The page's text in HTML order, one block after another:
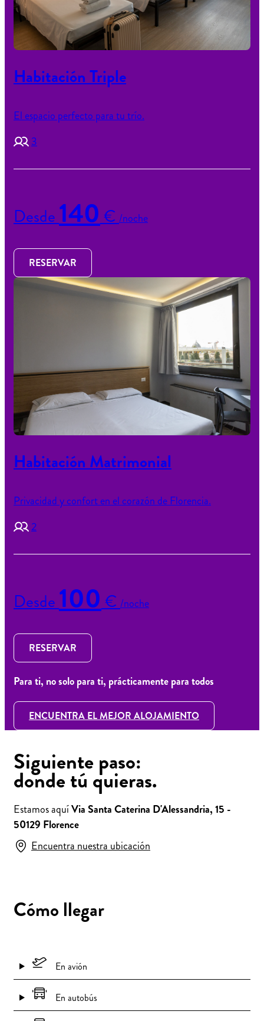
Habitación Triple
El espacio perfecto para tu trío.
3
Desde140€/noche
RESERVAR
Habitación Matrimonial
Privacidad y confort en el corazón de Florencia.
2
Desde100€/noche
RESERVAR
Para ti, no solo para ti, prácticamente para todos
ENCUENTRA EL MEJOR ALOJAMIENTO
Siguiente paso:
donde tú quieras.
Estamos aquíVia Santa Caterina D'Alessandria, 15 -
50129 Florence
Encuentra nuestra ubicación
Cómo llegar
En avión
En autobús